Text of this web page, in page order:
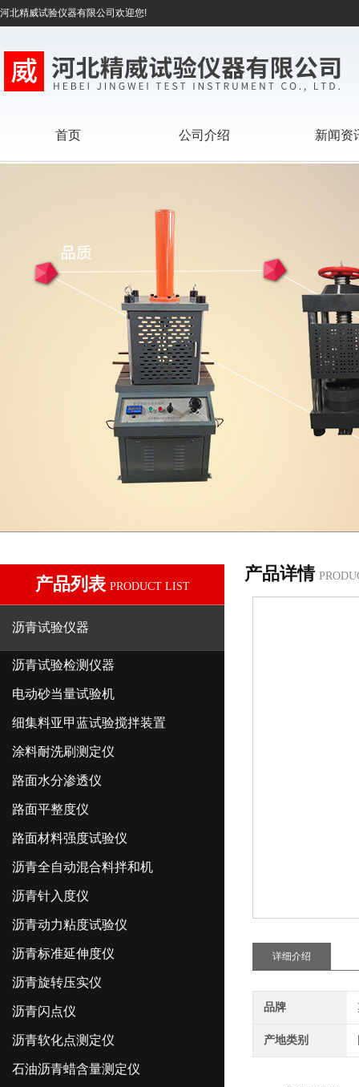
河北精威试验仪器有限公司欢迎您!
首页 公司介绍 新闻资
产品详情
详细介绍
品牌
产地类别
产品列表 PRODUCT LIST
沥青试验仪器
沥青试验检测仪器
电动砂当量试验机
细集料亚甲蓝试验搅拌装置
涂料耐洗刷测定仪
路面水分渗透仪
路面平整度仪
路面材料强度试验仪
沥青全自动混合料拌和机
沥青针入度仪
沥青动力粘度试验仪
沥青标准延伸度仪
沥青旋转压实仪
沥青闪点仪
沥青软化点测定仪
石油沥青蜡含量测定仪